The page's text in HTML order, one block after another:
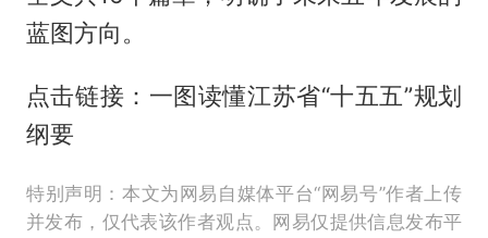
蓝图方向。
点击链接：一图读懂江苏省“十五五”规划
纲要
特别声明：本文为网易自媒体平台“网易号”作者上传
并发布，仅代表该作者观点。网易仅提供信息发布平